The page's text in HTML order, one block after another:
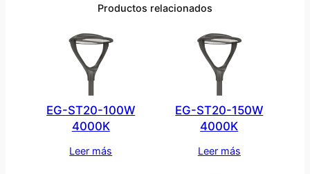
Productos relacionados
EG-ST20-100W
4000K
Leer más
EG-ST20-150W
4000K
Leer más